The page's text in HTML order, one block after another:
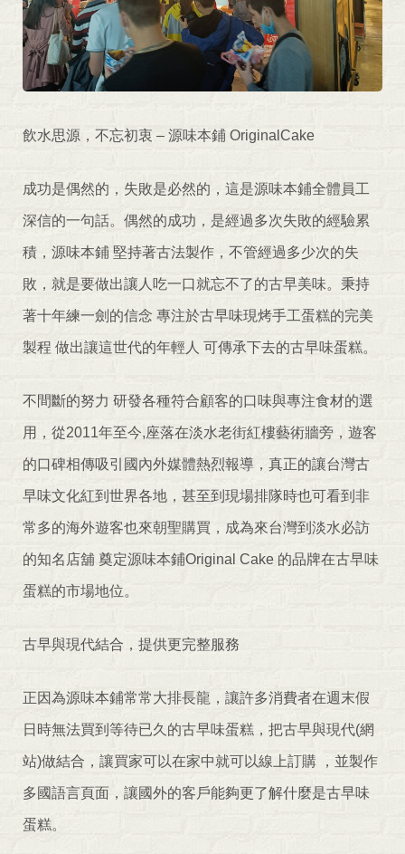
飲水思源，不忘初衷 – 源味本鋪 OriginalCake
成功是偶然的，失敗是必然的，這是源味本鋪全體員工
深信的一句話。偶然的成功，是經過多次失敗的經驗累
積，源味本鋪 堅持著古法製作，不管經過多少次的失
敗，就是要做出讓人吃一口就忘不了的古早美味。秉持
著十年練一劍的信念 專注於古早味現烤手工蛋糕的完美
製程 做出讓這世代的年輕人 可傳承下去的古早味蛋糕。
不間斷的努力 研發各種符合顧客的口味與專注食材的選
用，從2011年至今,座落在淡水老街紅樓藝術牆旁，遊客
的口碑相傳吸引國內外媒體熱烈報導，真正的讓台灣古
早味文化紅到世界各地，甚至到現場排隊時也可看到非
常多的海外遊客也來朝聖購買，成為來台灣到淡水必訪
的知名店舖 奠定源味本鋪Original Cake 的品牌在古早味
蛋糕的市場地位。
古早與現代結合，提供更完整服務
正因為源味本鋪常常大排長龍，讓許多消費者在週末假
日時無法買到等待已久的古早味蛋糕，把古早與現代(網
站)做結合，讓買家可以在家中就可以線上訂購 ，並製作
多國語言頁面，讓國外的客戶能夠更了解什麼是古早味
蛋糕。